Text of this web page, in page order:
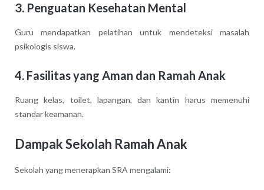
3. Penguatan Kesehatan Mental
Guru mendapatkan pelatihan untuk mendeteksi masalah
psikologis siswa.
4. Fasilitas yang Aman dan Ramah Anak
Ruang kelas, toilet, lapangan, dan kantin harus memenuhi
standar keamanan.
Dampak Sekolah Ramah Anak
Sekolah yang menerapkan SRA mengalami: